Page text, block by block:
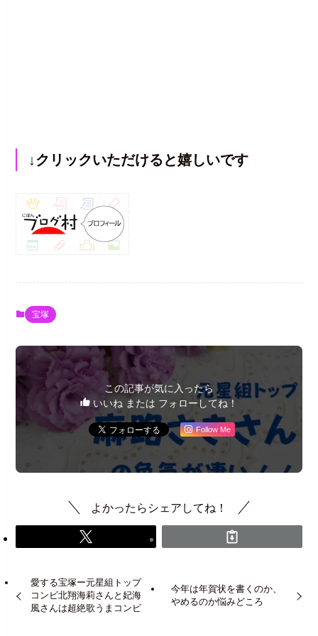
↓クリックいただけると嬉しいです
宝塚
この記事が気に入ったら
いいね または フォローしてね！
Follow Me
よかったらシェアしてね！
愛する宝塚ー元星組トップ
コンビ北翔海莉さんと妃海
風さんは超絶歌うまコンビ
今年は年賀状を書くのか、
やめるのか悩みどころ